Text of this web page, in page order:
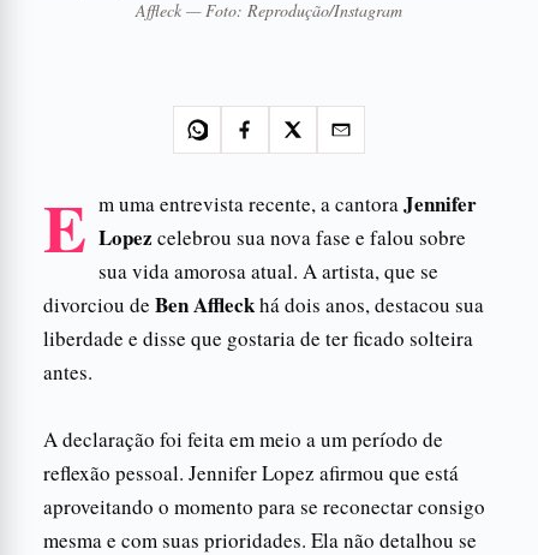
Affleck — Foto: Reprodução/Instagram
E m uma entrevista recente, a cantoraJennifer
Lopez celebrou sua nova fase e falou sobre
sua vida amorosa atual. A artista, que se
divorciou de Ben Affleckhá dois anos, destacou sua
liberdade e disse que gostaria de ter ficado solteira
antes.
A declaração foi feita em meio a um período de
reflexão pessoal. Jennifer Lopez afirmou que está
aproveitando o momento para se reconectar consigo
mesma e com suas prioridades. Ela não detalhou se